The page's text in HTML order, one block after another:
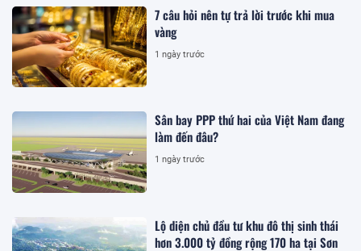
7 câu hỏi nên tự trả lời trước khi mua
vàng
1 ngày trước
Sân bay PPP thứ hai của Việt Nam đang
làm đến đâu?
1 ngày trước
Lộ diện chủ đầu tư khu đô thị sinh thái
hơn 3.000 tỷ đồng rộng 170 ha tại Sơn